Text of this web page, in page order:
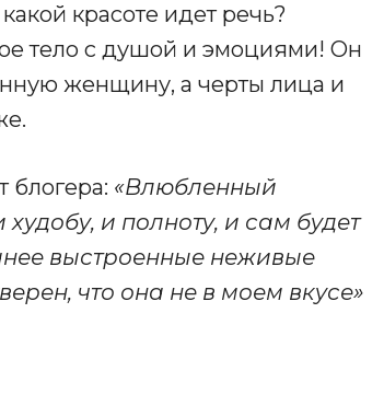
красоте идет речь?
тело с душой и эмоциями! Он
женщину, а черты лица и
блогера: «Влюбленный
и полноту, и сам будет
выстроенные неживые
что она не в моем вкусе»